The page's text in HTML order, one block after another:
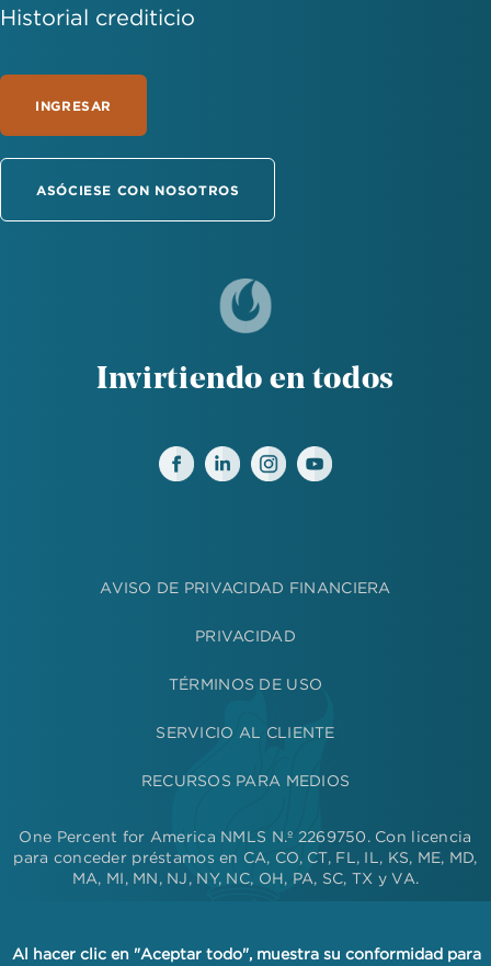
Historial crediticio
INGRESAR
ASÓCIESE CON NOSOTROS
Invirtiendo en todos
AVISO DE PRIVACIDAD FINANCIERA
PRIVACIDAD
TÉRMINOS DE USO
SERVICIO AL CLIENTE
RECURSOS PARA MEDIOS
One Percent for America NMLS N.º 2269750. Con licencia
para conceder préstamos en CA, CO, CT, FL, IL, KS, ME, MD,
MA, MI, MN, NJ, NY, NC, OH, PA, SC, TX y VA.
raza, color, religión, nacionalidad, sexo, estado civil o edad, ni
Al hacer clic en "Aceptar todo", muestra su conformidad para